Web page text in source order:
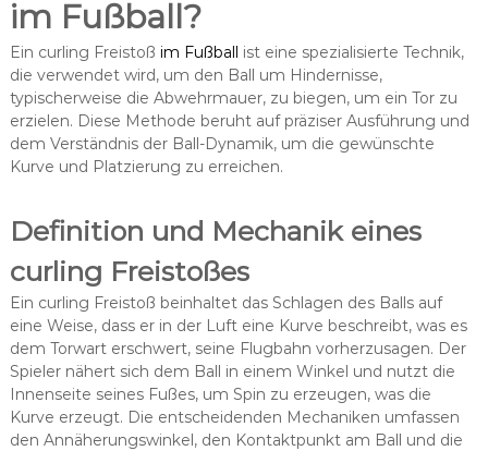
im Fußball?
Ein curling Freistoß im Fußball ist eine spezialisierte Technik,
die verwendet wird, um den Ball um Hindernisse,
typischerweise die Abwehrmauer, zu biegen, um ein Tor zu
erzielen. Diese Methode beruht auf präziser Ausführung und
dem Verständnis der Ball-Dynamik, um die gewünschte
Kurve und Platzierung zu erreichen.
Definition und Mechanik eines
curling Freistoßes
Ein curling Freistoß beinhaltet das Schlagen des Balls auf
eine Weise, dass er in der Luft eine Kurve beschreibt, was es
dem Torwart erschwert, seine Flugbahn vorherzusagen. Der
Spieler nähert sich dem Ball in einem Winkel und nutzt die
Innenseite seines Fußes, um Spin zu erzeugen, was die
Kurve erzeugt. Die entscheidenden Mechaniken umfassen
den Annäherungswinkel, den Kontaktpunkt am Ball und die